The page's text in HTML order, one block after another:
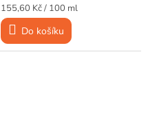
Měrná
cena:
155,60 Kč / 100 ml
Do košíku